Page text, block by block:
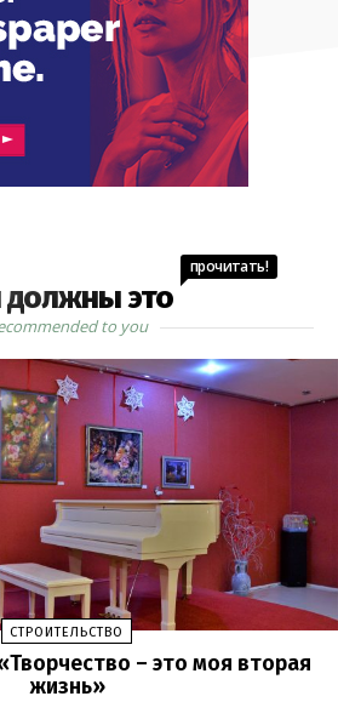
это
прочитать!
to you
СТРОИТЕЛЬСТВО
– это моя вторая
жизнь»